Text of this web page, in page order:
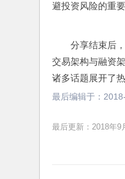
避投资风险的重要
分享结束后
交易架构与融资
诸多话题展开了热
最后编辑于：
最后更新：2018年9